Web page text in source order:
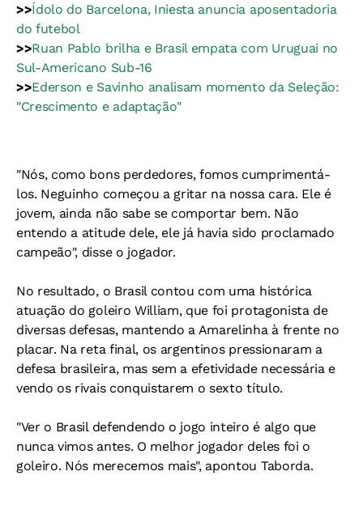
>>Ídolo do Barcelona, Iniesta anuncia aposentadoria
do futebol
>>Ruan Pablo brilha e Brasil empata com Uruguai no
Sul-Americano Sub-16
>>Ederson e Savinho analisam momento da Seleção:
"Crescimento e adaptação"
"Nós, como bons perdedores, fomos cumprimentá-
los. Neguinho começou a gritar na nossa cara. Ele é
jovem, ainda não sabe se comportar bem. Não
entendo a atitude dele, ele já havia sido proclamado
campeão", disse o jogador.
No resultado, o Brasil contou com uma histórica
atuação do goleiro William, que foi protagonista de
diversas defesas, mantendo a Amarelinha à frente no
placar. Na reta final, os argentinos pressionaram a
defesa brasileira, mas sem a efetividade necessária e
vendo os rivais conquistarem o sexto título.
"Ver o Brasil defendendo o jogo inteiro é algo que
nunca vimos antes. O melhor jogador deles foi o
goleiro. Nós merecemos mais", apontou Taborda.